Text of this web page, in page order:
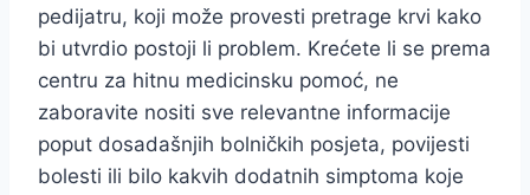
pedijatru, koji može provesti pretrage krvi kako
bi utvrdio postoji li problem. Krećete li se prema
centru za hitnu medicinsku pomoć, ne
zaboravite nositi sve relevantne informacije
poput dosadašnjih bolničkih posjeta, povijesti
bolesti ili bilo kakvih dodatnih simptoma koje